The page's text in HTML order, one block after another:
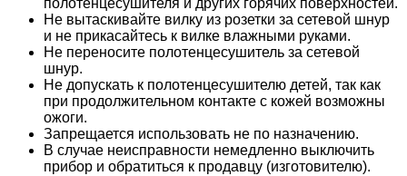
полотенцесушителя и других горячих поверхностей.
Не вытаскивайте вилку из розетки за сетевой шнур
и не прикасайтесь к вилке влажными руками.
Не переносите полотенцесушитель за сетевой
шнур.
Не допускать к полотенцесушителю детей, так как
при продолжительном контакте с кожей возможны
ожоги.
Запрещается использовать не по назначению.
В случае неисправности немедленно выключить
прибор и обратиться к продавцу (изготовителю).